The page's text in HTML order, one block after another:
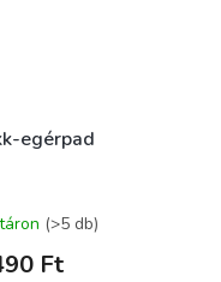
egérpad
(>5 db)
Ft